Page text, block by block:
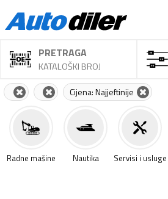
PRETRAGA
KATALOŠKI BROJ
Cijena: Najjeftinije
Radne mašine Nautika Servisi i usluge